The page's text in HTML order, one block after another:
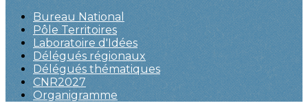
Bureau National
Pôle Territoires
Laboratoire d'Idées
Délégués régionaux
Délégués thématiques
CNR2027
Organigramme